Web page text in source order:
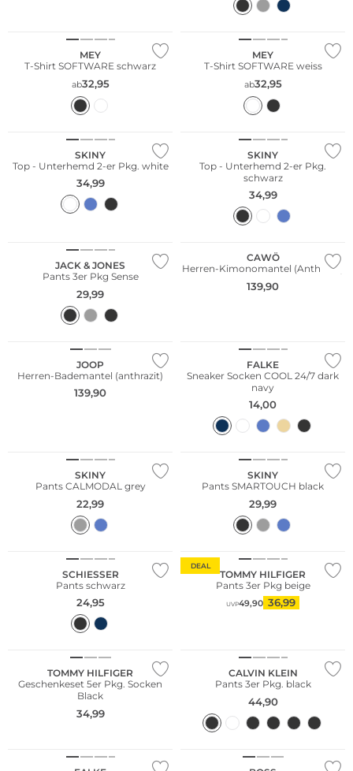
MEY
T-Shirt SOFTWARE schwarz
ab32,95
MEY
T-Shirt SOFTWARE weiss
ab32,95
SKINY
Top - Unterhemd 2-er Pkg. white
34,99
SKINY
Top - Unterhemd 2-er Pkg.
schwarz
34,99
JACK & JONES
Pants 3er Pkg Sense
29,99
CAWÖ
Herren-Kimonomantel (Anthrazit)
139,90
JOOP
Herren-Bademantel (anthrazit)
139,90
FALKE
Sneaker Socken COOL 24/7 dark
navy
14,00
SKINY
Pants CALMODAL grey
22,99
SKINY
Pants SMARTOUCH black
29,99
SCHIESSER
Pants schwarz
24,95
DEAL
TOMMY HILFIGER
Pants 3er Pkg beige
UVP49,90 36,99
TOMMY HILFIGER
Geschenkeset 5er Pkg. Socken
Black
34,99
CALVIN KLEIN
Pants 3er Pkg. black
44,90
Multi Pack